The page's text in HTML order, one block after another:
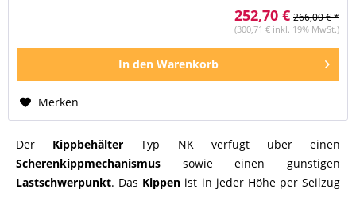
252,70 € 266,00 € *
(300,71 € inkl. 19% MwSt.)
In den Warenkorb
Merken
Der KippbehälterTyp NK verfügt über einen
Scherenkippmechanismus sowie einen günstigen
Lastschwerpunkt. Das Kippen ist in jeder Höhe per Seilzug